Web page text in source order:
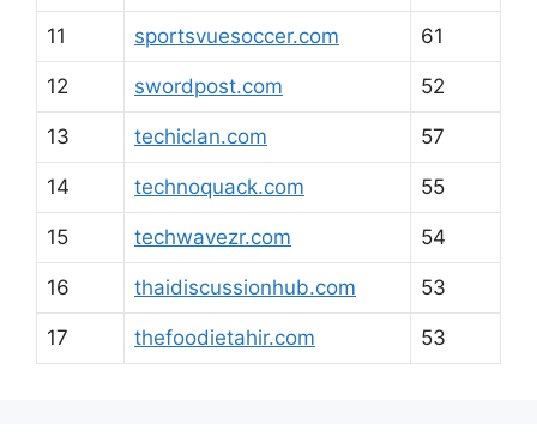
11 sportsvuesoccer.com 61
12 swordpost.com 52
13 techiclan.com 57
14 technoquack.com 55
15 techwavezr.com 54
16 thaidiscussionhub.com 53
17 thefoodietahir.com 53